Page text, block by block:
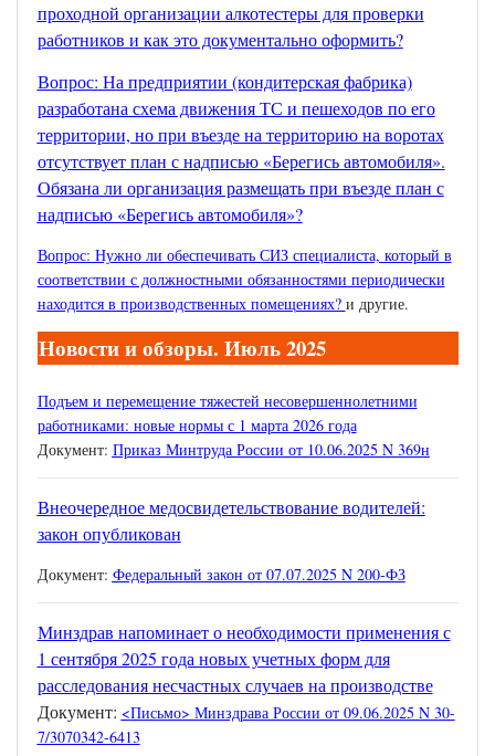
проходной организации алкотестеры для проверки
работников и как это документально оформить?
Вопрос: На предприятии (кондитерская фабрика)
разработана схема движения ТС и пешеходов по его
территории, но при въезде на территорию на воротах
отсутствует план с надписью «Берегись автомобиля».
Обязана ли организация размещать при въезде план с
надписью «Берегись автомобиля»?
Вопрос: Нужно ли обеспечивать СИЗ специалиста, который в
соответствии с должностными обязанностями периодически
находится в производственных помещениях? и другие.
Новости и обзоры. Июль 2025
Подъем и перемещение тяжестей несовершеннолетними
работниками: новые нормы с 1 марта 2026 года
Документ: Приказ Минтруда России от 10.06.2025 N 369н
Внеочередное медосвидетельствование водителей:
закон опубликован
Документ: Федеральный закон от 07.07.2025 N 200-ФЗ
Минздрав напоминает о необходимости применения с
1 сентября 2025 года новых учетных форм для
расследования несчастных случаев на производстве
Документ: <Письмо> Минздрава России от 09.06.2025 N 30-
7/3070342-6413